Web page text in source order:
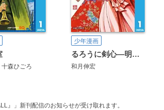
十森ひごろ
少年漫画
るろうに剣心―明治剣客浪漫譚・北海道編―
和月伸宏
』」新刊配信のお知らせが受け取れます。